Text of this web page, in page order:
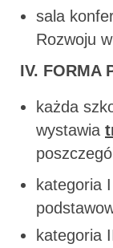
sala
Rozwoju
IV. FORMA
każda
wystawia
kategoria
kategoria